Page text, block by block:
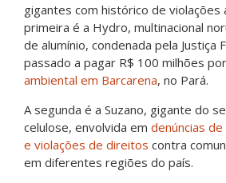
gigantes com histórico de violações
primeira é a Hydro, multinacional
de alumínio, condenada pela Justiça
passado a pagar R$ 100 milhões
ambiental em Barcarena, no Pará.
A segunda é a Suzano, gigante do
celulose, envolvida em denúncias
e violações de direitos contra
em diferentes regiões do país.